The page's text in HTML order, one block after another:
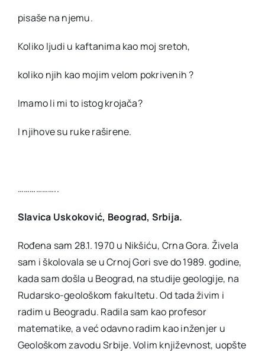
pisaše na njemu.
Koliko ljudi u kaftanima kao moj sretoh,
koliko njih kao mojim velom pokrivenih ?
Imamo li mi to istog krojača?
I njihove su ruke raširene.
………………..
Slavica Uskoković, Beograd, Srbija.
Rođena sam 28.1. 1970 u Nikšiću, Crna Gora. Živela
sam i školovala se u Crnoj Gori sve do 1989. godine,
kada sam došla u Beograd, na studije geologije, na
Rudarsko-geološkom fakultetu. Od tada živim i
radim u Beogradu. Radila sam kao profesor
matematike, a već odavno radim kao inženjer u
Geološkom zavodu Srbije. Volim književnost, uopšte